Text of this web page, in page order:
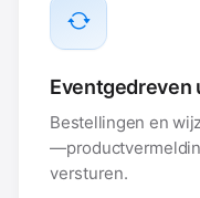
Eventgedreven
Bestellingen en
versturen.